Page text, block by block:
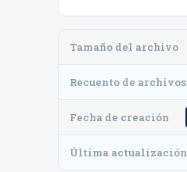
Tamaño del archivo
Recuento de archivos
Fecha de creación
Última actualización